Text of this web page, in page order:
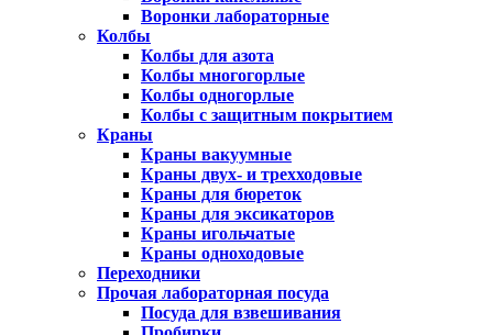
Воронки лабораторные
Колбы
Колбы для азота
Колбы многогорлые
Колбы одногорлые
Колбы с защитным покрытием
Краны
Краны вакуумные
Краны двух- и трехходовые
Краны для бюреток
Краны для эксикаторов
Краны игольчатые
Краны одноходовые
Переходники
Прочая лабораторная посуда
Посуда для взвешивания